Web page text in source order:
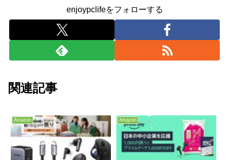
enjoypclifeをフォローする
関連記事
Amazon Amazon